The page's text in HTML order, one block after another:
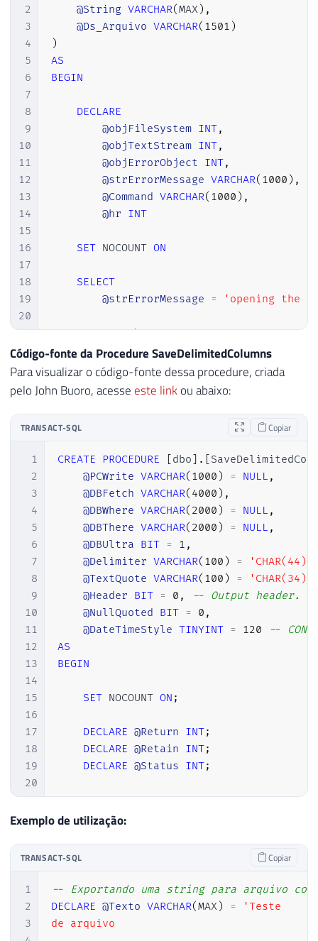
2
3
4
5
6
7
8
9
10
11
12
13
14
15
16
17
18
19
20
21
22
23
24
26
27
37
38
39
40
41
42
43
44
45
46
47
50
51
52
54
55
56
@String VARCHAR(MAX) ,
@Ds_Arquivo VARCHAR( 1501 )
)
AS
BEGIN
DECLARE
@objFileSystem INT,
@objTextStream INT,
@objErrorObject INT,
@strErrorMessage VARCHAR( 1000 ) ,
@Command VARCHAR( 1000 ) ,
@hr INT
SET NOCOUNT ON
SELECT
@strErrorMessage = 'opening the
EXECUTE @hr = sp_OACreate
'Scripting.FileSystemObject'
@objFileSystem OUT
IF @hr = 0
@objErrorObject
@strErrorMessage
IF @hr
EXECUTE @hr =
@objFileSystem ,
'CreateTextFile'
@objTextStream
OUT
,
@Ds_Arquivo
,
SELECT
@strErrorMessage
NULL,
IF @hr = 0
SELECT
Código-fonte da Procedure SaveDelimitedColumns
Para visualizar o código-fonte dessa procedure, criada
pelo John Buoro, acesse este linkou abaixo:
TRANSACT-SQL Copiar
1
2
3
4
5
6
7
8
9
10
11
12
13
14
15
16
17
18
19
20
21
22
24
26
27
28
29
CREATE PROCEDURE [dbo] . [
@PCWrite VARCHAR( 1000 ) = NULL ,
@DBFetch VARCHAR( 4000 ) ,
@DBWhere VARCHAR( 2000 ) = NULL ,
@DBThere VARCHAR( 2000 ) = NULL ,
@DBUltra BIT = 1 ,
@Delimiter VARCHAR( 100 ) = 'CHAR(44)'
@TextQuote VARCHAR( 100 ) = 'CHAR(34)'
@Header BIT = 0 ,
-- Output header.
@NullQuoted BIT = 0 ,
@DateTimeStyle TINYINT = 120
--
AS
BEGIN
SET NOCOUNT ON ;
DECLARE @Return INT;
DECLARE @Retain INT;
DECLARE @Status INT;
SET @Status = 0;
DECLARE @TDo4 TINYINT;
SET @TPre
Exemplo de utilização:
TRANSACT-SQL Copiar
1
2
3
-- Exportando uma string para arquivo com
DECLARE @Texto VARCHAR(MAX) =
'Teste
de arquivo